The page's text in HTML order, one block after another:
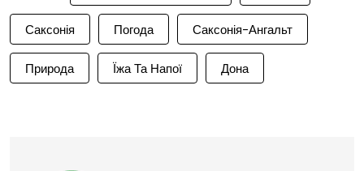
Саксонія Погода Саксонія-Ангальт
Природа Їжа Та Напої Дона